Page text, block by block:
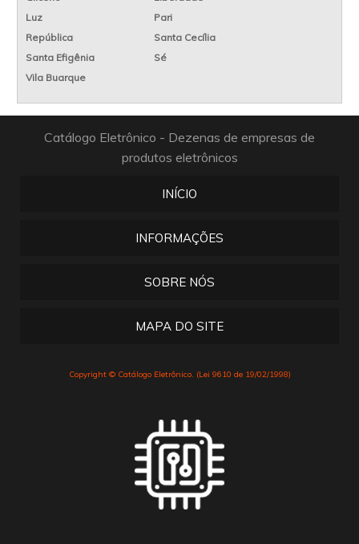
Luz
Pari
República
Santa Cecília
Santa Efigênia
Sé
Vila Buarque
Catálogo Eletrônico - Dezenas de empresas de
produtos eletrônicos
INÍCIO
INFORMAÇÕES
SOBRE NÓS
MAPA DO SITE
Copyright © Catálogo Eletrônico. (Lei 9610 de 19/02/1998)